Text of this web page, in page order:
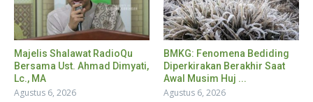
Majelis Shalawat RadioQu
Bersama Ust. Ahmad Dimyati,
Lc., MA
Agustus 6, 2026
BMKG: Fenomena Bediding
Diperkirakan Berakhir Saat
Awal Musim Huj ...
Agustus 6, 2026